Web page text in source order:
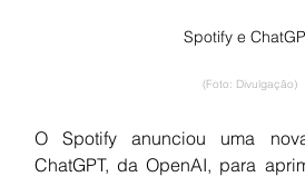
Spotify e
(Foto: Divulgação)
O Spotify anunciou uma
ChatGPT, da OpenAI, para